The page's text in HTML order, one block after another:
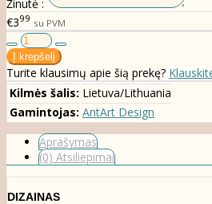
Žinutė :
€399 su PVM
Turite klausimų apie šią prekę?
Kilmės šalis: Lietuva/Lithuania
Gamintojas: AntArt Design
Aprašymas
(0) Atsiliepimai
DIZAINAS